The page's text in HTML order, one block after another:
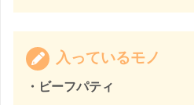
入っているモノ
・ビーフパティ